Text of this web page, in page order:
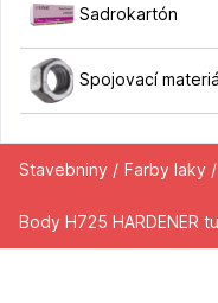
Sadrokartón
Spojovací
Stavebniny / Farby laky /
Body H725 HARDENER